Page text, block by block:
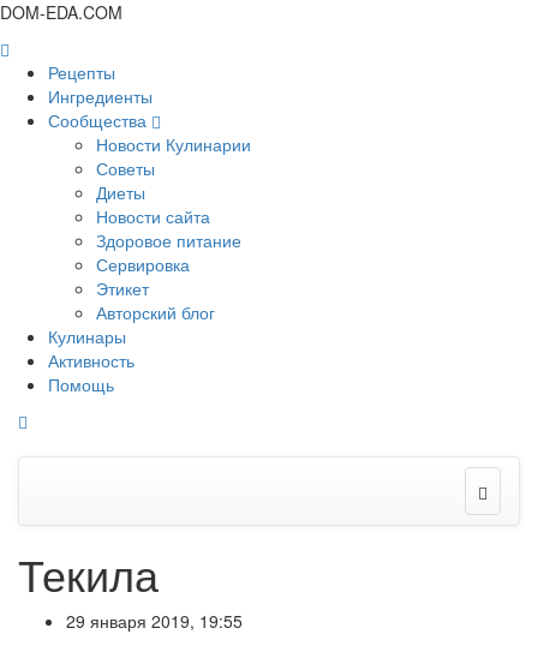
DOM-EDA.COM
Рецепты
Ингредиенты
Сообщества
Новости Кулинарии
Советы
Диеты
Новости сайта
Здоровое питание
Сервировка
Этикет
Авторский блог
Кулинары
Активность
Помощь
Текила
29 января 2019, 19:55